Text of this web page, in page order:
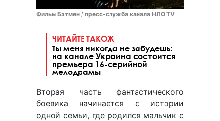
Фильм Бэтмен / пресс-служба канала НЛО TV
ЧИТАЙТЕ ТАКОЖ
Ты меня никогда не забудешь:
на канале Украина состоится
премьера 16-серийной
мелодрамы
Вторая часть фантастического
боевика начинается с истории
одной семьи, где родился мальчик с